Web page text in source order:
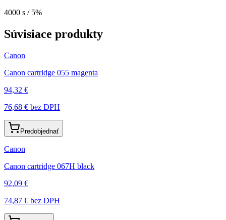
4000 s / 5%
Súvisiace produkty
Canon
Canon cartridge 055 magenta
94,32 €
76,68 € bez DPH
Predobjednať
Canon
Canon cartridge 067H black
92,09 €
74,87 € bez DPH